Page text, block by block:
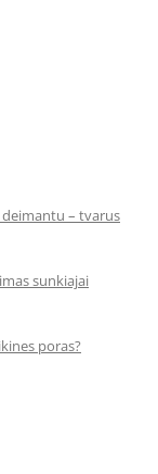
– tvarus
sunkiajai
poras?